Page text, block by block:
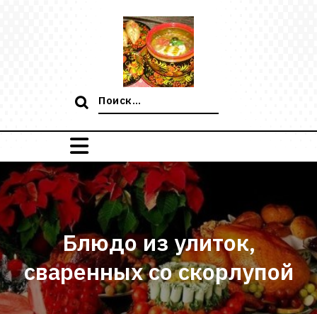
Поиск:
Блюдо из улиток,
сваренных со скорлупой